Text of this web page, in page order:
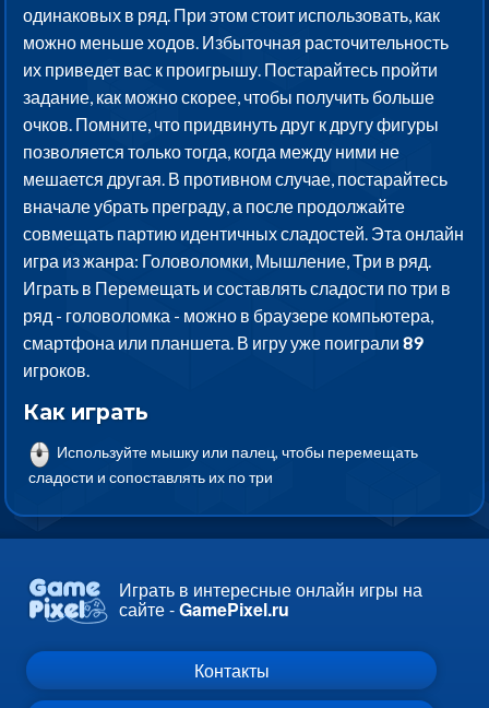
одинаковых в ряд. При этом стоит использовать, как
можно меньше ходов. Избыточная расточительность
их приведет вас к проигрышу. Постарайтесь пройти
задание, как можно скорее, чтобы получить больше
очков. Помните, что придвинуть друг к другу фигуры
позволяется только тогда, когда между ними не
мешается другая. В противном случае, постарайтесь
вначале убрать преграду, а после продолжайте
совмещать партию идентичных сладостей. Эта онлайн
игра из жанра: Головоломки, Мышление, Три в ряд.
Играть в Перемещать и составлять сладости по три в
ряд - головоломка - можно в браузере компьютера,
смартфона или планшета. В игру уже поиграли89
игроков.
Как играть
Используйте мышку или палец, чтобы перемещать
сладости и сопоставлять их по три
Играть в интересные онлайн игры на
сайте -GamePixel.ru
Контакты